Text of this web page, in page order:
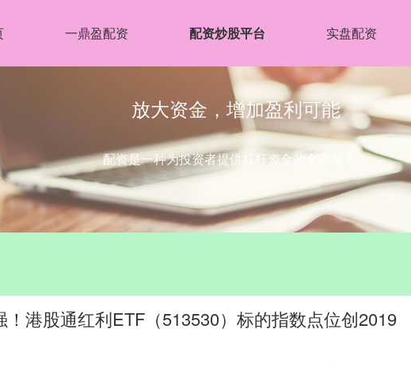
一鼎盈配资 配资炒股平台 实盘配资
放大资金，增加盈利可能
配资是一种为投资者提供杠杆资金的金融服务！
港股通红利ETF（513530）标的指数点位创2019